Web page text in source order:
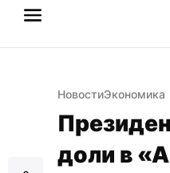
НовостиЭкономика
доли в